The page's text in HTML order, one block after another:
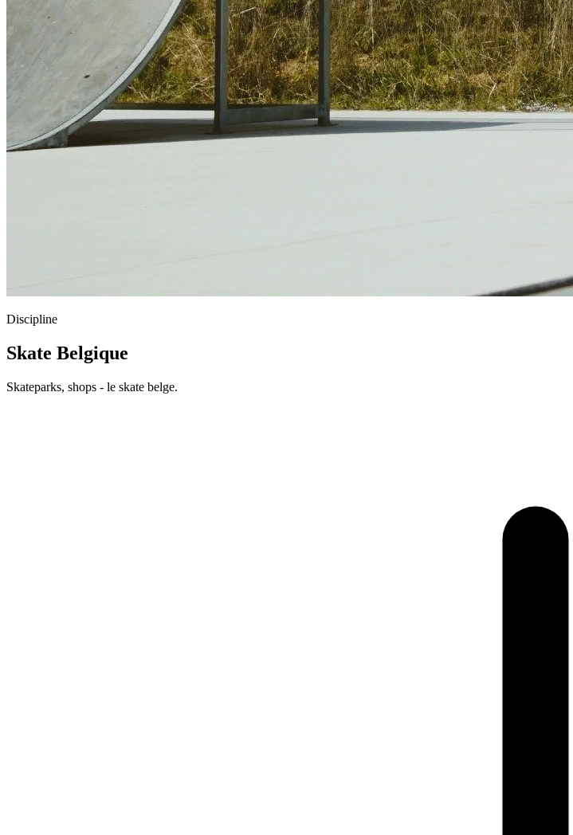
Discipline
Skate Belgique
Skateparks, shops - le skate belge.